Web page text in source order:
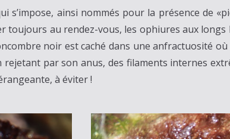
s’impose, ainsi nommés pour la présence de
toujours au rendez-vous, les ophiures aux
noir est caché dans une anfractuosité
par son anus, des filaments internes
à éviter !